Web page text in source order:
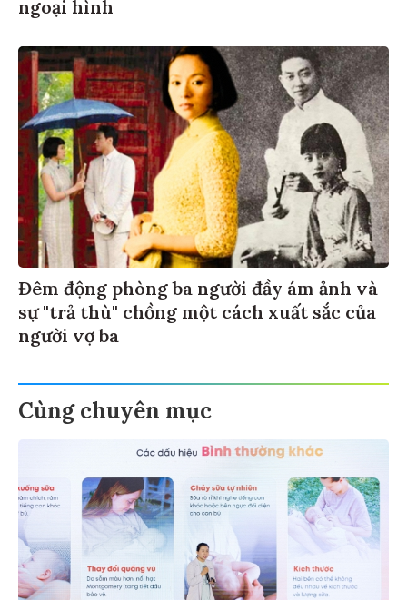
Đêm động phòng ba người đầy ám ảnh và
sự "trả thù" chồng một cách xuất sắc của
người vợ ba
Cùng chuyên mục